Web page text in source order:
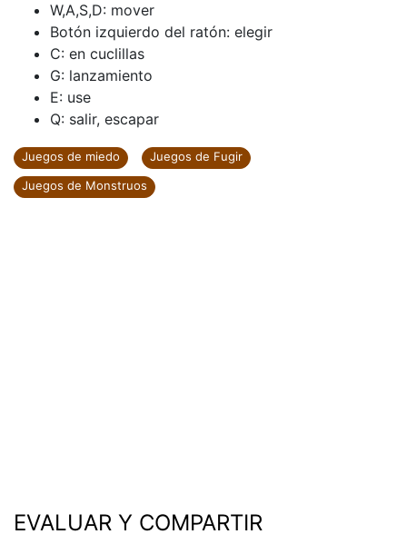
W,A,S,D: mover
Botón izquierdo del ratón: elegir
C: en cuclillas
G: lanzamiento
E: use
Q: salir, escapar
Juegos de miedo
Juegos de Fugir
Juegos de Monstruos
EVALUAR Y COMPARTIR